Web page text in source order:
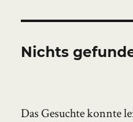
Nichts
Das Gesuchte konnte